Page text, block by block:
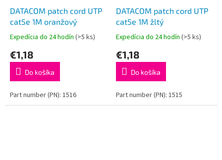
DATACOM patch cord UTP
cat5e 1M oranžový
Expedícia do 24 hodín (>5 ks)
€1,18
Do košíka
Part number (PN): 1516
DATACOM patch cord UTP
cat5e 1M žltý
Expedícia do 24 hodín (>5 ks)
€1,18
Do košíka
Part number (PN): 1515